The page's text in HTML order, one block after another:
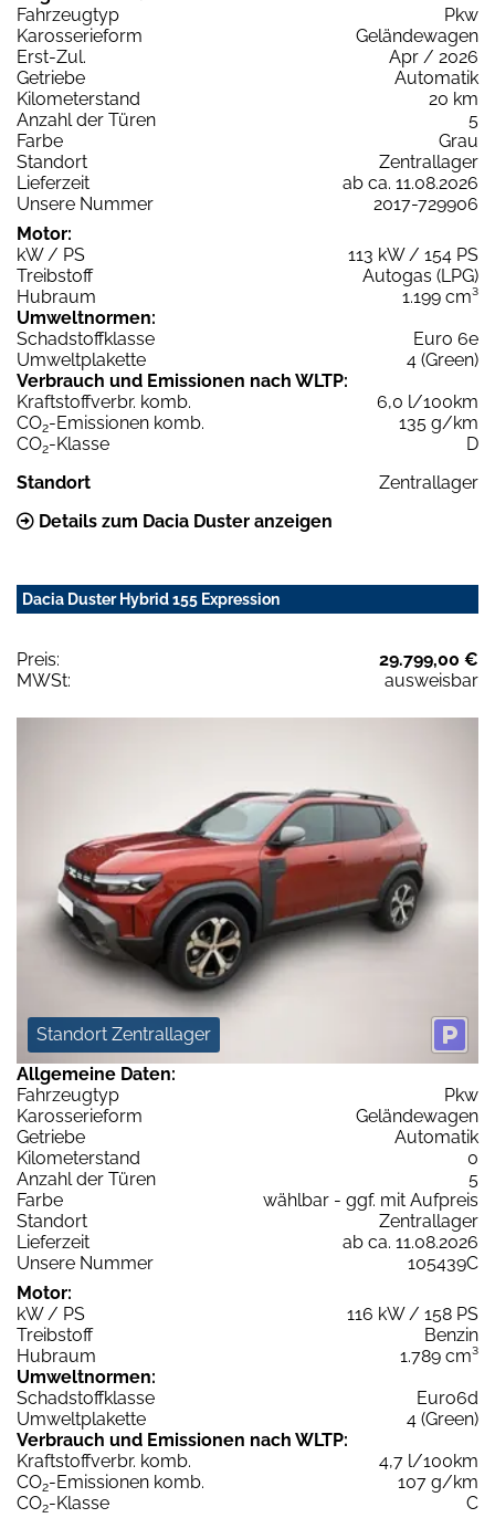
Fahrzeugtyp
Pkw
Karosserieform
Geländewagen
Erst-Zul.
Apr / 2026
Getriebe
Automatik
Kilometerstand
20 km
Anzahl der Türen
5
Farbe
Grau
Standort
Zentrallager
Lieferzeit
ab ca. 11.08.2026
Unsere Nummer
2017-729906
Motor:
kW / PS
113 kW / 154 PS
Treibstoff
Autogas (LPG)
Hubraum
1.199 cm³
Umweltnormen:
Schadstoffklasse
Euro 6e
Umweltplakette
4 (Green)
Verbrauch und Emissionen nach WLTP:
Kraftstoffverbr. komb.
6,0 l/100km
CO2-Emissionen komb.
135 g/km
CO2-Klasse
D
Standort
Zentrallager
Details zum Dacia Duster anzeigen
Dacia Duster Hybrid 155 Expression
Preis:
29.799,00 €
MWSt:
ausweisbar
Standort Zentrallager
Allgemeine Daten:
Fahrzeugtyp
Pkw
Karosserieform
Geländewagen
Getriebe
Automatik
Kilometerstand
0
Anzahl der Türen
5
Farbe
wählbar - ggf. mit Aufpreis
Standort
Zentrallager
Lieferzeit
ab ca. 11.08.2026
Unsere Nummer
105439C
Motor:
kW / PS
116 kW / 158 PS
Treibstoff
Benzin
Hubraum
1.789 cm³
Umweltnormen:
Schadstoffklasse
Euro6d
Umweltplakette
4 (Green)
Verbrauch und Emissionen nach WLTP:
Kraftstoffverbr. komb.
4,7 l/100km
CO2-Emissionen komb.
107 g/km
CO2-Klasse
C